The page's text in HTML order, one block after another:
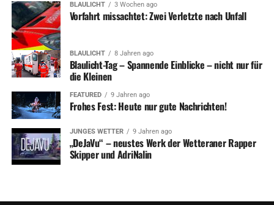
BLAULICHT 3 Wochen ago
Vorfahrt missachtet: Zwei Verletzte nach Unfall
BLAULICHT 8 Jahren ago
Blaulicht-Tag – Spannende Einblicke – nicht nur für
die Kleinen
FEATURED 9 Jahren ago
Frohes Fest: Heute nur gute Nachrichten!
JUNGES WETTER 9 Jahren ago
„DeJaVu“ – neustes Werk der Wetteraner Rapper
Skipper und AdriNalin